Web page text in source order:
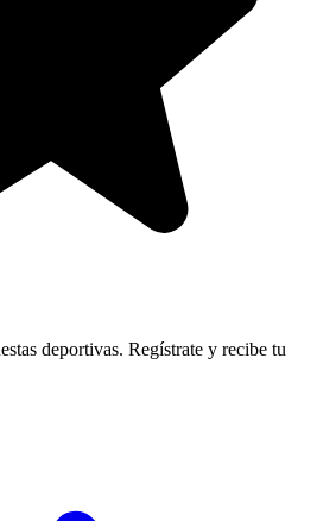
deportivas. Regístrate y recibe tu